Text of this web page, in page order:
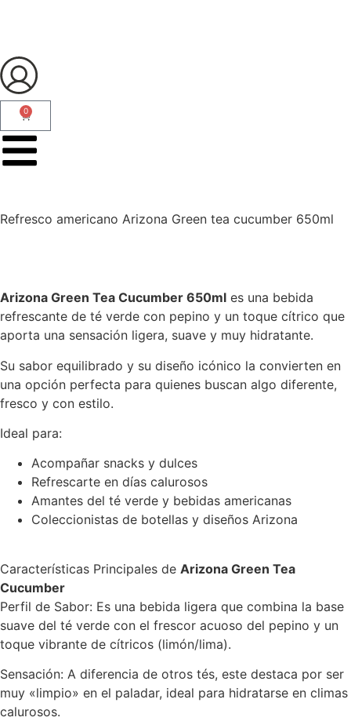
0
Refresco americano Arizona Green tea cucumber 650ml
Arizona Green Tea Cucumber 650ml es una bebida
refrescante de té verde con pepino y un toque cítrico que
aporta una sensación ligera, suave y muy hidratante.
Su sabor equilibrado y su diseño icónico la convierten en
una opción perfecta para quienes buscan algo diferente,
fresco y con estilo.
Ideal para:
Acompañar snacks y dulces
Refrescarte en días calurosos
Amantes del té verde y bebidas americanas
Coleccionistas de botellas y diseños Arizona
Características Principales de Arizona Green Tea
Cucumber
Perfil de Sabor: Es una bebida ligera que combina la base
suave del té verde con el frescor acuoso del pepino y un
toque vibrante de cítricos (limón/lima).
Sensación: A diferencia de otros tés, este destaca por ser
muy «limpio» en el paladar, ideal para hidratarse en climas
calurosos.